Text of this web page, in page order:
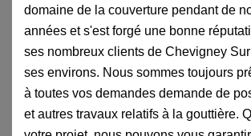
domaine de la couverture pendant de
années et s'est forgé une bonne
ses nombreux clients de Chevigney
ses environs. Nous sommes toujours
à toutes vos demandes demande de
et autres travaux relatifs à la gouttière.